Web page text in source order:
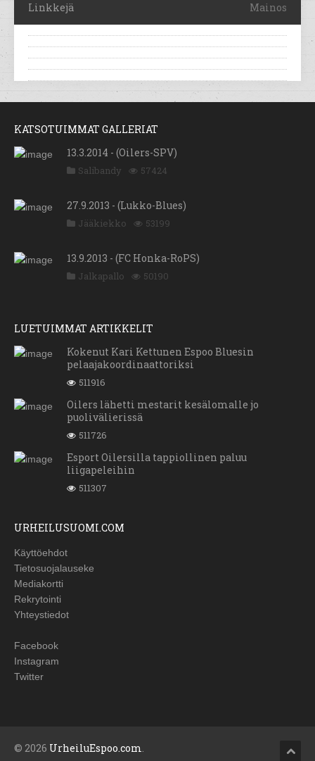
Linkkejä Mainos
KATSOTUIMMAT GALLERIAT
13.3.2014 - (Oilers-SPV)
Salibandy 57424
27.9.2013 - (Lukko-Blues)
Jääkiekko 53199
13.9.2013 - (FC Honka-RoPS)
Jalkapallo 50190
LUETUIMMAT ARTIKKELIT
Kokenut Kari Kettunen Espoo Bluesin
pelaajakoordinaattoriksi
511916
Oilers lähetti mestarit kesälomalle jo
puolivälierissä
511726
Esport Oilersilla tappiollinen paluu
liigapeleihin
511307
URHEILUSUOMI.COM
Käyttöehdot
Tietosuojalauseke
Mediakortti
Rekrytointi
Yhteystiedot
Facebook
Instagram
Twitter
© 2026 UrheiluEspoo.com.